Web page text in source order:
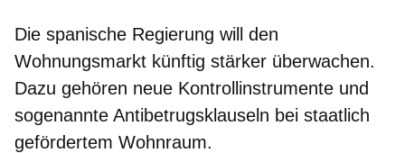
Die spanische Regierung will den
Wohnungsmarkt künftig stärker überwachen.
Dazu gehören neue Kontrollinstrumente und
sogenannte Antibetrugsklauseln bei staatlich
gefördertem Wohnraum.